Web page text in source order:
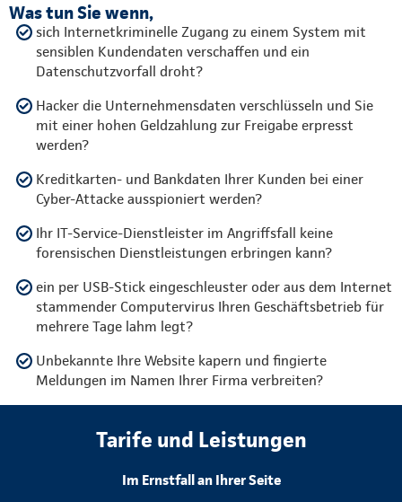
Was tun Sie wenn,
sich Internetkriminelle Zugang zu einem System mit
sensiblen Kundendaten verschaffen und ein
Datenschutzvorfall droht?
Hacker die Unternehmensdaten verschlüsseln und Sie
mit einer hohen Geldzahlung zur Freigabe erpresst
werden?
Kreditkarten- und Bankdaten Ihrer Kunden bei einer
Cyber-Attacke ausspioniert werden?
Ihr IT-Service-Dienstleister im Angriffsfall keine
forensischen Dienstleistungen erbringen kann?
ein per USB-Stick eingeschleuster oder aus dem Internet
stammender Computervirus Ihren Geschäftsbetrieb für
mehrere Tage lahm legt?
Unbekannte Ihre Website kapern und fingierte
Meldungen im Namen Ihrer Firma verbreiten?
Tarife und Leistungen
Im Ernstfall an Ihrer Seite